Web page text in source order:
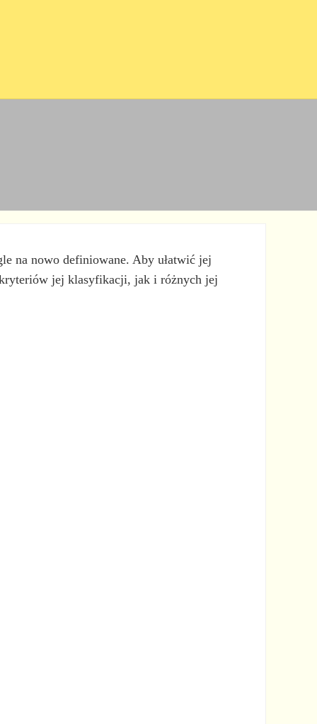
na nowo definiowane. Aby ułatwić jej
jej klasyfikacji, jak i różnych jej